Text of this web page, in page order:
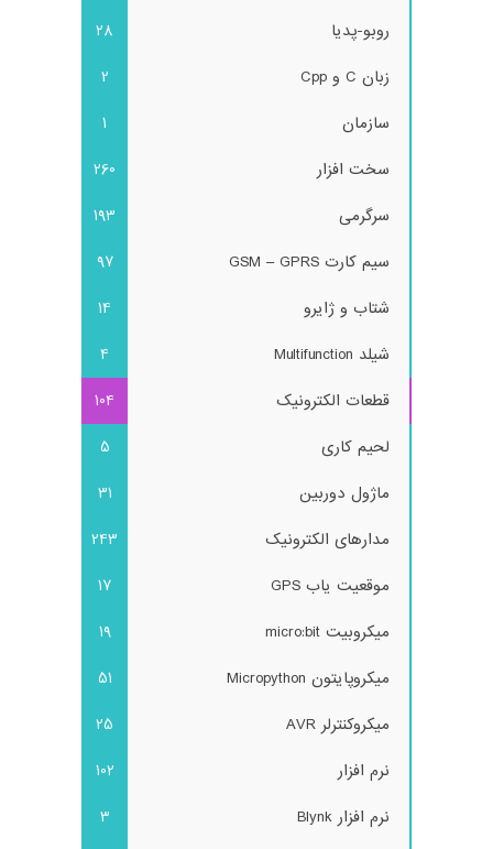
روبو-پدیا
28
زبان C و Cpp
2
سازمان
1
سخت افزار
260
سرگرمی
193
سیم کارت GSM – GPRS
97
شتاب و ژایرو
14
شیلد Multifunction
4
قطعات الکترونیک
104
لحیم کاری
5
ماژول دوربین
31
مدارهای الکترونیک
243
موقعیت یاب GPS
17
میکروبیت micro:bit
19
میکروپایتون Micropython
51
میکروکنترلر AVR
25
نرم افزار
102
نرم افزار Blynk
3